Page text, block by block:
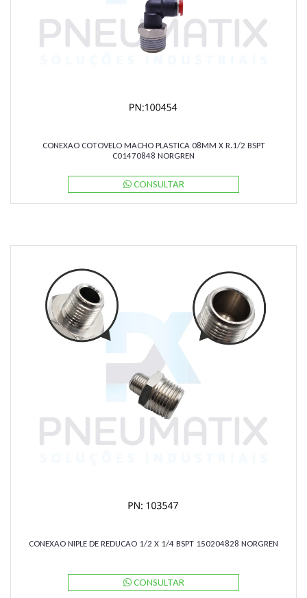
CONEXAO COTOVELO MACHO PLASTICA 08MM X R.1/2 BSPT
C01470848 NORGREN
CONSULTAR
CONEXAO NIPLE DE REDUCAO 1/2 X 1/4 BSPT 150204828 NORGREN
CONSULTAR